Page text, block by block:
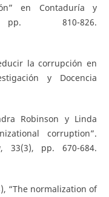
en Contaduría y
810-826.
la corrupción en
y Docencia
Robinson y Linda
corruption”.
33(3), pp. 670-684.
“The normalization of